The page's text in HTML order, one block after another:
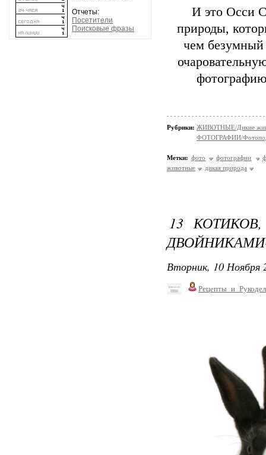
Отчеты:
Посетители
Поисковые фразы
И это Осси
природы,
чем безумный
Рубрики: ЖИВОТНЫЕ/Дикие
ФОТОГРАФИИ/
Метки: фото фотографии
животные
дикая природа
13
Вторник, 10 Ноября